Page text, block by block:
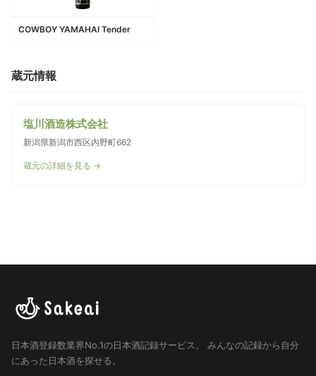
COWBOY YAMAHAI Tender
蔵元情報
塩川酒造株式会社
新潟県新潟市西区内野町662
蔵元の詳細を見る →
日本酒登録数業界No.1の日本酒記録サービス。
みんなの記録から自分
にあった日本酒を探せる。